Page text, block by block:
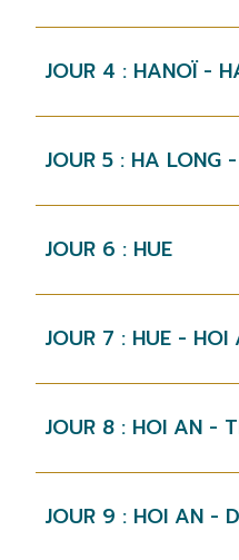
JOUR 4 : HANOÏ -
JOUR 5 : HA LONG
JOUR 6 : HUE
JOUR 7 : HUE - HOI
JOUR 8 : HOI AN -
JOUR 9 : HOI AN -